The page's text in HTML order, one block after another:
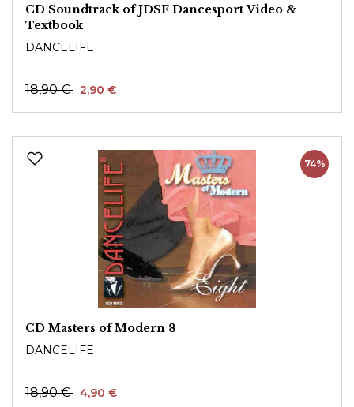
CD Soundtrack of JDSF Dancesport Video &
Textbook
DANCELIFE
18,90 € 2,90 €
74%
CD Masters of Modern 8
DANCELIFE
18,90 € 4,90 €